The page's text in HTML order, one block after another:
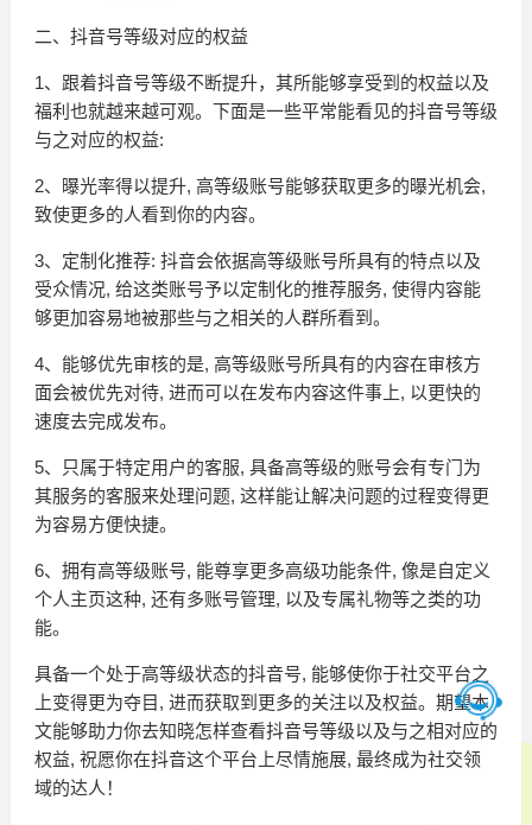
二、抖音号等级对应的权益
1、跟着抖音号等级不断提升，其所能够享受到的权益以及
福利也就越来越可观。下面是一些平常能看见的抖音号等级
与之对应的权益:
2、曝光率得以提升, 高等级账号能够获取更多的曝光机会,
致使更多的人看到你的内容。
3、定制化推荐: 抖音会依据高等级账号所具有的特点以及
受众情况, 给这类账号予以定制化的推荐服务, 使得内容能
够更加容易地被那些与之相关的人群所看到。
4、能够优先审核的是, 高等级账号所具有的内容在审核方
面会被优先对待, 进而可以在发布内容这件事上, 以更快的
速度去完成发布。
5、只属于特定用户的客服, 具备高等级的账号会有专门为
其服务的客服来处理问题, 这样能让解决问题的过程变得更
为容易方便快捷。
6、拥有高等级账号, 能尊享更多高级功能条件, 像是自定义
个人主页这种, 还有多账号管理, 以及专属礼物等之类的功
能。
具备一个处于高等级状态的抖音号, 能够使你于社交平台之
上变得更为夺目, 进而获取到更多的关注以及权益。期望本
文能够助力你去知晓怎样查看抖音号等级以及与之相对应的
权益, 祝愿你在抖音这个平台上尽情施展, 最终成为社交领
域的达人！